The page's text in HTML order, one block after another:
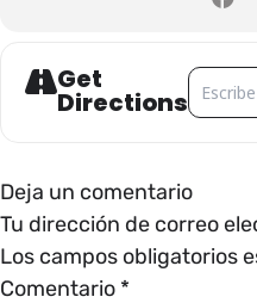
Get
Directions
Address
Deja un comentario
Tu dirección de correo
Los campos obligatorios
Comentario *